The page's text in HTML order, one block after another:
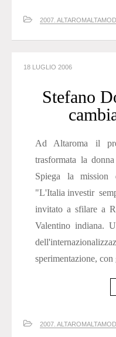
2007.
18 LUGLIO 2006
Stefano
Ad Altaroma il
trasformata la
Spiega la mission
"L'Italia investir
invitato a sfilare a
Valentino indiana.
sperimentazione,
2007.